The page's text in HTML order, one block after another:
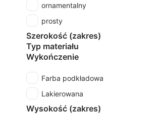
ornamentalny
prosty
Szerokość (zakres)
Typ materiału
Wykończenie
Farba podkładowa
Lakierowana
Wysokość (zakres)